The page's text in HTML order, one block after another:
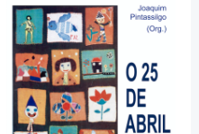
preço
original
era:
14,00 €.
preço
atual
é:
12,60 €.